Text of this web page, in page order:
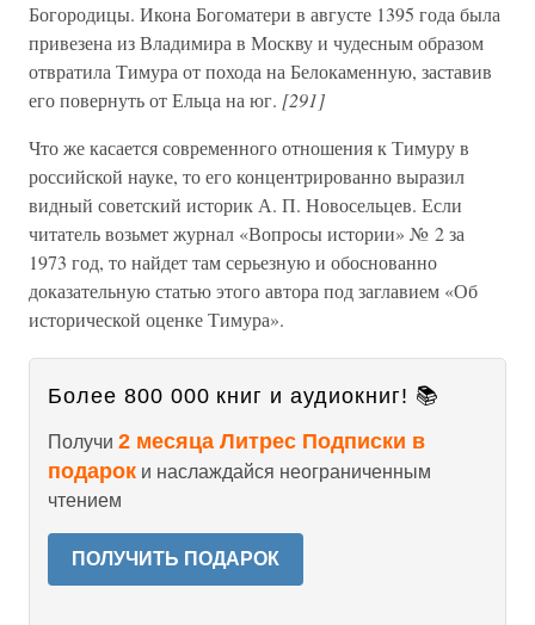
Богородицы. Икона Богоматери в августе 1395 года была
привезена из Владимира в Москву и чудесным образом
отвратила Тимура от похода на Белокаменную, заставив
его повернуть от Ельца на юг. [291]
Что же касается современного отношения к Тимуру в
российской науке, то его концентрированно выразил
видный советский историк А. П. Новосельцев. Если
читатель возьмет журнал «Вопросы истории» № 2 за
1973 год, то найдет там серьезную и обоснованно
доказательную статью этого автора под заглавием «Об
исторической оценке Тимура».
Более 800 000 книг и аудиокниг! 📚
Получи 2 месяца Литрес Подписки в
подарок и наслаждайся неограниченным
чтением
ПОЛУЧИТЬ ПОДАРОК